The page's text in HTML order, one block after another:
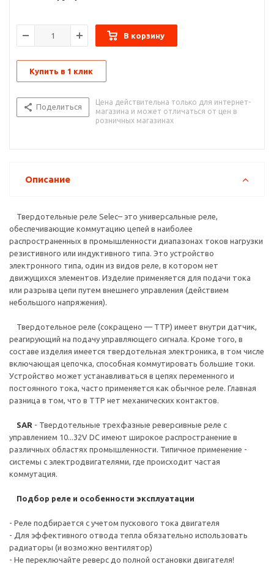
для подачи тока или разрыва цепи путем внешнего
Твердотельное реле (сокращено — ТТР) имеет внутри
Кроме того, в составе изделия имеется твердотельная
электроника, в том числе включающая цепочка, способная
устанавливаться в цепях переменного и постоянного тока,
часто применяется как обычное реле. Главная разница в том,
что в ТТР нет механических контактов.
В корзину
Купить в 1 клик
Поделиться
Цена действительна только для интернет-
магазина и может отличаться от цен в
розничных магазинах
Описание
Твердотельные реле Selec– это универсальные реле,
обеспечивающие коммутацию цепей в наиболее
распространенных в промышленности диапазонах токов нагрузки
резистивного или индуктивного типа. Это устройство
электронного типа, один из видов реле, в котором нет
движущихся элементов. Изделие применяется для подачи тока
или разрыва цепи путем внешнего управления (действием
небольшого напряжения).
Твердотельное реле (сокращено — ТТР) имеет внутри датчик,
реагирующий на подачу управляющего сигнала. Кроме того, в
составе изделия имеется твердотельная электроника, в том числе
включающая цепочка, способная коммутировать большие токи.
Устройство может устанавливаться в цепях переменного и
постоянного тока, часто применяется как обычное реле. Главная
разница в том, что в ТТР нет механических контактов.
SAR - Твердотельные трехфазные реверсивные реле с
управлением 10...32V DC имеют широкое распространение в
различных областях промышленности. Типичное применение -
системы с электродвигателями, где происходит частая
коммутация.
Подбор реле и особенности эксплуатации
- Реле подбирается с учетом пускового тока двигателя
- Для эффективного отвода тепла обязательно использовать
радиаторы (и возможно вентилятор)
- Не переключайте реверс до полной остановки двигателя!